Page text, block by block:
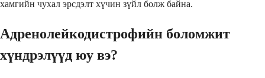
хамгийн чухал эрсдэлт хүчин зүйл болж байна.
Адренолейкодистрофийн боломжит
хүндрэлүүд юу вэ?